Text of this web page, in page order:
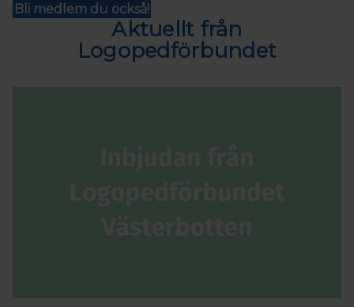
Bli medlem du också!
Aktuellt från
Logopedförbundet